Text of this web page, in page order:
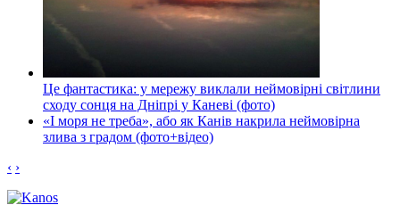
Це фантастика: у мережу виклали неймовірні світлини
сходу сонця на Дніпрі у Каневі (фото)
«І моря не треба», або як Канів накрила неймовірна
злива з градом (фото+відео)
‹ ›